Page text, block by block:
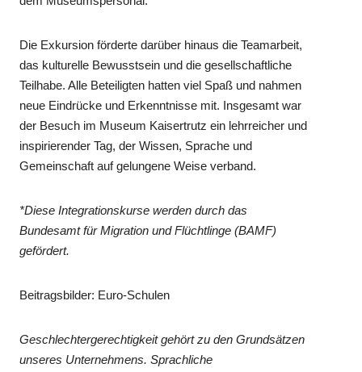
Die Exkursion förderte darüber hinaus die Teamarbeit,
das kulturelle Bewusstsein und die gesellschaftliche
Teilhabe. Alle Beteiligten hatten viel Spaß und nahmen
neue Eindrücke und Erkenntnisse mit. Insgesamt war
der Besuch im Museum Kaisertrutz ein lehrreicher und
inspirierender Tag, der Wissen, Sprache und
Gemeinschaft auf gelungene Weise verband.
*Diese Integrationskurse werden durch das
Bundesamt für Migration und Flüchtlinge (BAMF)
gefördert.
Beitragsbilder: Euro-Schulen
Geschlechtergerechtigkeit gehört zu den Grundsätzen
unseres Unternehmens. Sprachliche